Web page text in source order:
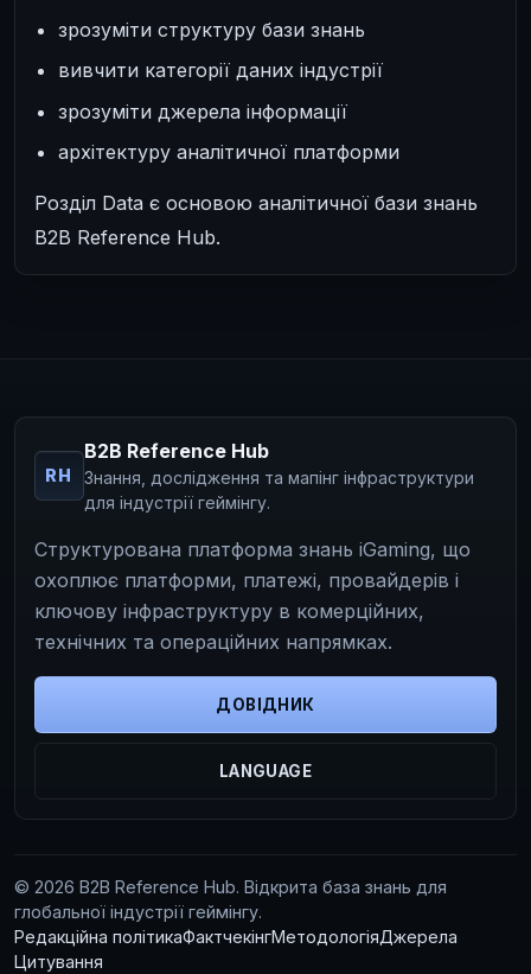
зрозуміти структуру бази знань
вивчити категорії даних індустрії
зрозуміти джерела інформації
архітектуру аналітичної платформи
Розділ Data є основою аналітичної бази знань
B2B Reference Hub.
RH
B2B Reference Hub
Знання, дослідження та мапінг інфраструктури
для індустрії геймінгу.
Структурована платформа знань iGaming, що
охоплює платформи, платежі, провайдерів і
ключову інфраструктуру в комерційних,
технічних та операційних напрямках.
ДОВІДНИК
LANGUAGE
© 2026 B2B Reference Hub. Відкрита база знань для
глобальної індустрії геймінгу.
Редакційна політикаФактчекінгМетодологіяДжерела
Цитування